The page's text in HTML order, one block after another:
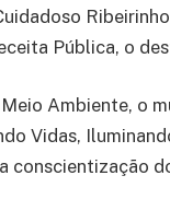
Pública, o
Ambiente, o
Vidas,
conscientização